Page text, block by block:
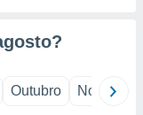
?
Outubro Novembro